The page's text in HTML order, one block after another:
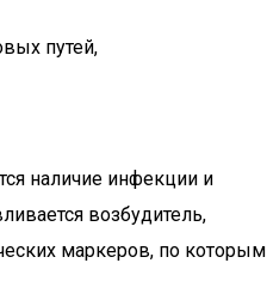
путей,
наличие инфекции и
возбудитель,
маркеров, по которым